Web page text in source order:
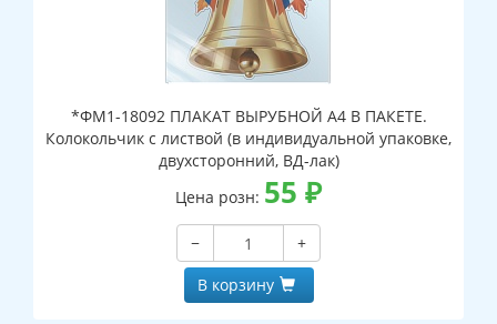
*ФМ1-18092 ПЛАКАТ ВЫРУБНОЙ А4 В ПАКЕТЕ.
Колокольчик с листвой (в индивидуальной упаковке,
двухсторонний, ВД-лак)
Цена розн: 55 ₽
−
+
В корзину